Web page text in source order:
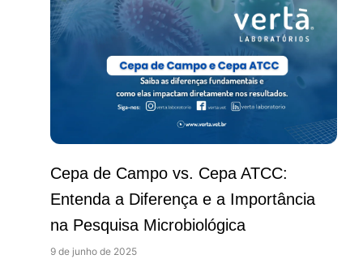
Cepa de Campo vs. Cepa ATCC:
Entenda a Diferença e a Importância
na Pesquisa Microbiológica
9 de junho de 2025